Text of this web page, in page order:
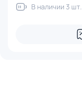
В наличии 3 шт.